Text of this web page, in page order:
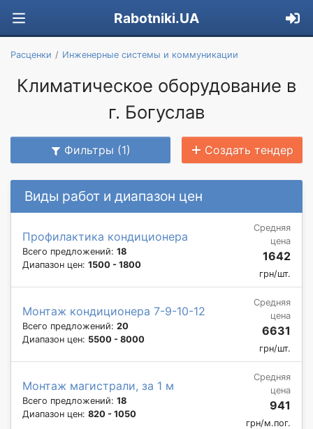
Rabotniki.UA
Расценки Инженерные системы и коммуникации
Климатическое оборудование в
г. Богуслав
Фильтры (1) Создать тендер
Виды работ и диапазон цен
Профилактика кондиционера
Всего предложений: 18
Диапазон цен: 1500 - 1800
Средняя
цена
1642
грн/шт.
Монтаж кондиционера 7-9-10-12
Всего предложений: 20
Диапазон цен: 5500 - 8000
Средняя
цена
6631
грн/шт.
Монтаж магистрали, за 1 м
Всего предложений: 18
Диапазон цен: 820 - 1050
Средняя
цена
941
грн/м.пог.